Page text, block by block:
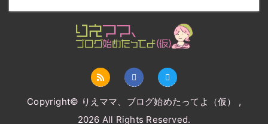
りえママ、ブログ始めたって
よ（仮）
Copyright© りえママ、ブログ始めたってよ（仮） ,
2026 All Rights Reserved.